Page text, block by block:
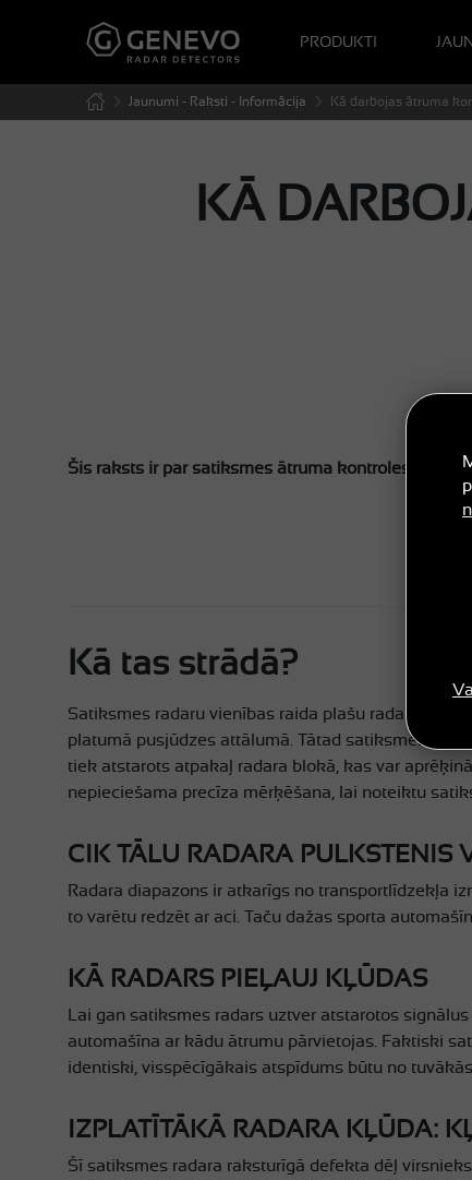
PRODUKTI
Jaunumi - Raksti - Informācija Kā darbojas ātruma
KĀ
Šis raksts ir par satiksmes ātruma kontroles radaru
Kā tas strādā?
Satiksmes radaru vienības raida plašu radara
platumā pusjūdzes attālumā. Tātad satiksmes
tiek atstarots atpakaļ radara blokā, kas var
nepieciešama precīza mērķēšana, lai noteiktu
CIK TĀLU RADARA PULKSTENIS
Radara diapazons ir atkarīgs no transportlīdzekļa
to varētu redzēt ar aci. Taču dažas sporta
KĀ RADARS PIEĻAUJ KĻŪDAS
Lai gan satiksmes radars uztver atstarotos
automašīna ar kādu ātrumu pārvietojas. Faktiski
identiski, visspēcīgākais atspīdums būtu no
IZPLATĪTĀKĀ RADARA KĻŪDA:
Šī satiksmes radara raksturīgā defekta dēļ